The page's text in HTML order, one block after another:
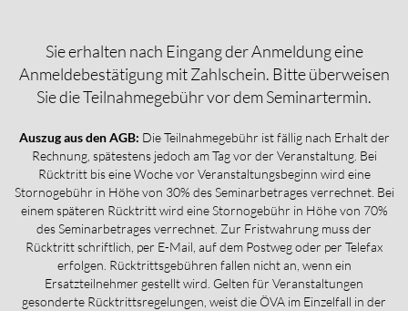
Sie erhalten nach Eingang der Anmeldung eine
Anmeldebestätigung mit Zahlschein. Bitte überweisen
Sie die Teilnahmegebühr vor dem Seminartermin.
Auszug aus den AGB: Die Teilnahmegebühr ist fällig nach Erhalt der
Rechnung, spätestens jedoch am Tag vor der Veranstaltung. Bei
Rücktritt bis eine Woche vor Veranstaltungsbeginn wird eine
Stornogebühr in Höhe von 30% des Seminarbetrages verrechnet. Bei
einem späteren Rücktritt wird eine Stornogebühr in Höhe von 70%
des Seminarbetrages verrechnet. Zur Fristwahrung muss der
Rücktritt schriftlich, per E-Mail, auf dem Postweg oder per Telefax
erfolgen. Rücktrittsgebühren fallen nicht an, wenn ein
Ersatzteilnehmer gestellt wird. Gelten für Veranstaltungen
gesonderte Rücktrittsregelungen, weist die ÖVA im Einzelfall in der